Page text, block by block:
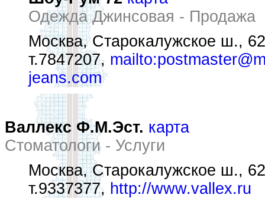
Одежда Джинсовая - Продажа
Москва, Старокалужское ш., 62
т.7847207,
jeans.com
Валлекс Ф.М.Эст. карта
Стоматологи - Услуги
Москва, Старокалужское ш.,
т.9337377, http://www.vallex.ru